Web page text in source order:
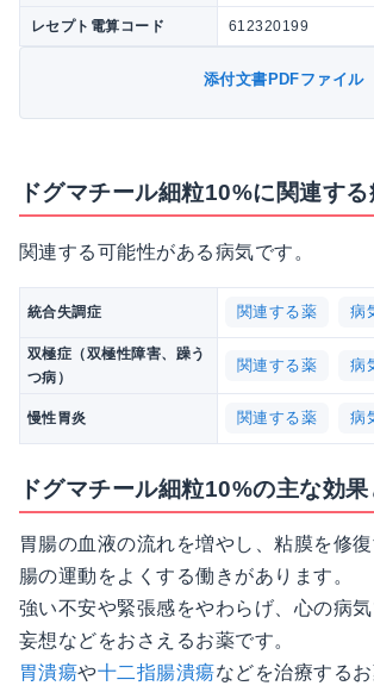
レセプト電算コード 612320199
添付文書PDFファイル
ドグマチール細粒10%に関連する
関連する可能性がある病気です。
統合失調症 関連する薬 病
双極症（双極性障害、躁う
つ病）
関連する薬 病
慢性胃炎 関連する薬 病
ドグマチール細粒10%の主な効果
胃腸の血液の流れを増やし、粘膜を修
腸の運動をよくする働きがあります。
強い不安や緊張感をやわらげ、心の病気
妄想などをおさえるお薬です。
胃潰瘍や十二指腸潰瘍などを治療するお